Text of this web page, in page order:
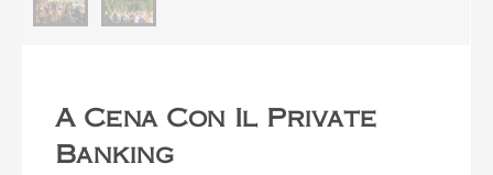
A Cena Con Il Private
Banking